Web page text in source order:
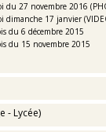
du 27 novembre 2016
dimanche 17 janvier
du 6 décembre 2015
du 15 novembre 2015
- Lycée)